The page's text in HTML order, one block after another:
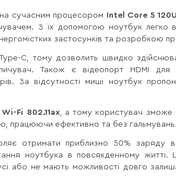
сучасним процесором Intel Core 5 120U
З їх допомогою ноутбук легко
застосунків та розробкою
C, тому дозволить швидко
Також є відеопорт HDMI для
За відсутності миші ноутбук
Wi-Fi 802.11ax, а тому користувач зможе
працюючи ефективно та без гальмувань.
отримати приблизно 50% заряду
ноутбука в повсякденному житті.
або не мають можливості довго